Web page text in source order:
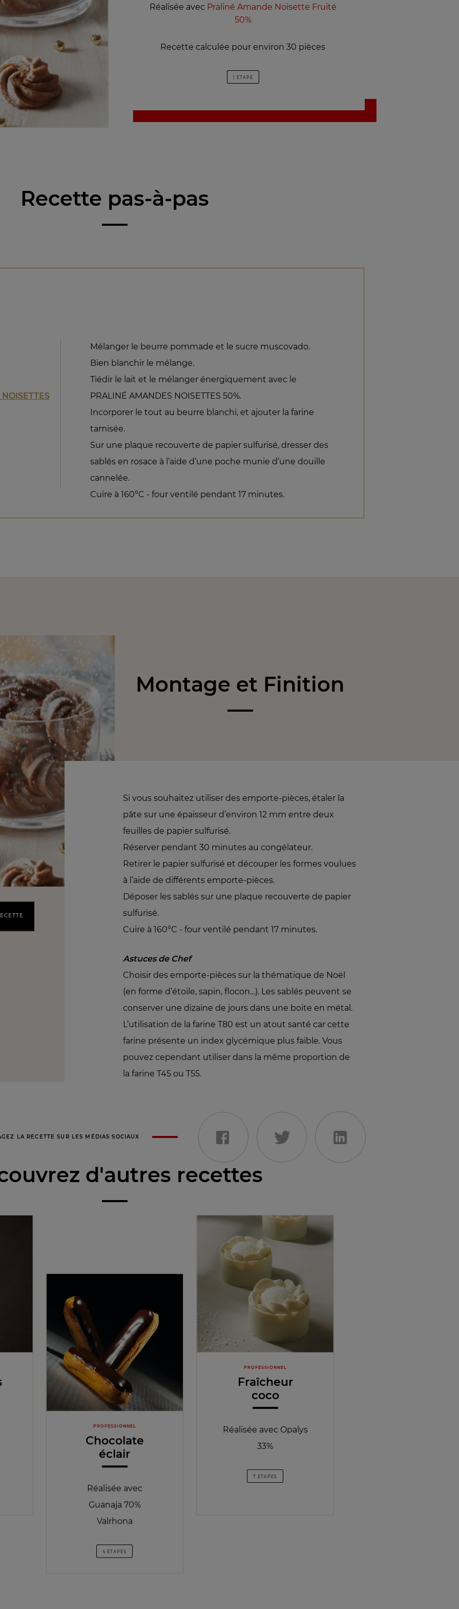
Réalisée avec Praliné Amande Noisette Fruité
50%
Recette calculée pour environ 30 pièces
1 ÉTAPE
Recette pas-à-pas
Mélanger le beurre pommade et le sucre muscovado.
Bien blanchir le mélange.
Tiédir le lait et le mélanger énergiquement avec le
PRALINÉ AMANDES NOISETTES 50%.
Incorporer le tout au beurre blanchi, et ajouter la farine
tamisée.
Sur une plaque recouverte de papier sulfurisé, dresser des
sablés en rosace à l’aide d’une poche munie d’une douille
cannelée.
Cuire à 160°C - four ventilé pendant 17 minutes.
Montage et Finition
Si vous souhaitez utiliser des emporte-pièces, étaler la
pâte sur une épaisseur d’environ 12 mm entre deux
feuilles de papier sulfurisé.
Réserver pendant 30 minutes au congélateur.
Retirer le papier sulfurisé et découper les formes voulues
à l’aide de différents emporte-pièces.
Déposer les sablés sur une plaque recouverte de papier
sulfurisé.
Cuire à 160°C - four ventilé pendant 17 minutes.
Astuces de Chef
Choisir des emporte-pièces sur la thématique de Noël
(en forme d’étoile, sapin, flocon…). Les sablés peuvent se
conserver une dizaine de jours dans une boite en métal.
L’utilisation de la farine T80 est un atout santé car cette
farine présente un index glycémique plus faible. Vous
pouvez cependant utiliser dans la même proportion de
la farine T45 ou T55.
LA RECETTE SUR LES MÉDIAS SOCIAUX
d'autres recettes
PROFESSIONNEL
Chocolate
éclair
Réalisée avec
Guanaja 70%
Valrhona
4 ÉTAPES
PROFESSIONNEL
Fraîcheur
coco
Réalisée avec Opalys
33%
7 ÉTAPES